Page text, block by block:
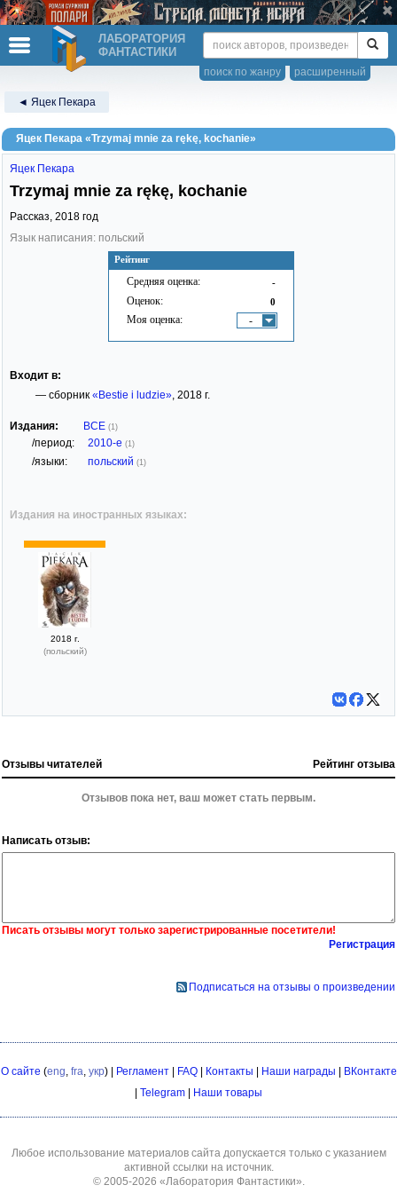
ЛАБОРАТОРИЯ
ФАНТАСТИКИ
расширенный
поиск по жанру
◄ Яцек Пекара
Яцек Пекара «Trzymaj mnie za rękę, kochanie»
Рейтинг
Средняя оценка: -
Оценок: 0
Моя оценка: -
Яцек Пекара
Trzymaj mnie za rękę, kochanie
Рассказ, 2018 год
Язык написания: польский
Входит в:
— сборник «Bestie i ludzie», 2018 г.
Издания: ВСЕ (1)
/период: 2010-е (1)
/языки: польский (1)
Издания на иностранных языках:
2018 г.
(польский)
Отзывы читателей Рейтинг отзыва
Отзывов пока нет, ваш может стать первым.
Написать отзыв:
Писать отзывы могут только зарегистрированные посетители!
Регистрация
Подписаться на отзывы о произведении
О сайте (eng fra укр) | Регламент| FAQ| Контакты | Наши награды | ВКонтакте
| Telegram | Наши товары
Любое использование материалов сайта допускается только с указанием
активной ссылки на источник.
© 2005-2026 «Лаборатория Фантастики»